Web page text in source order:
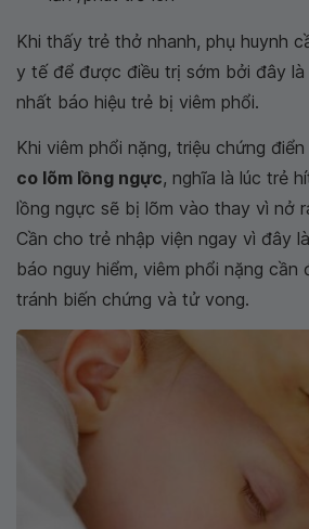
Khi thấy trẻ thở nhanh, phụ huynh
y tế để được điều trị sớm bởi đây là
nhất báo hiệu trẻ bị viêm phổi.
Khi viêm phổi nặng, triệu chứng
co lõm lồng ngực, nghĩa là lúc trẻ
lồng ngực sẽ bị lõm vào thay vì nở
Cần cho trẻ nhập viện ngay vì đây
báo nguy hiểm, viêm phổi nặng
tránh biến chứng và tử vong.